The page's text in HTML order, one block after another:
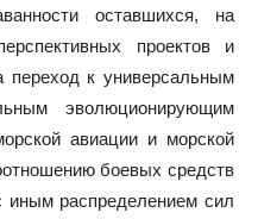
оставшихся, на
проектов и
к универсальным
эволюционирующим
авиации и морской
боевых средств
иным распределением сил